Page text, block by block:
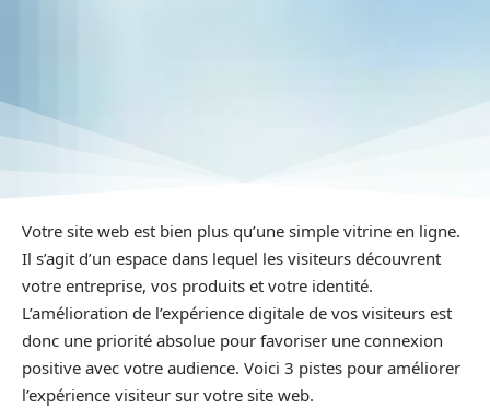
Votre site web est bien plus qu’une simple vitrine en ligne.
Il s’agit d’un espace dans lequel les visiteurs découvrent
votre entreprise, vos produits et votre identité.
L’amélioration de l’expérience digitale de vos visiteurs est
donc une priorité absolue pour favoriser une connexion
positive avec votre audience. Voici 3 pistes pour améliorer
l’expérience visiteur sur votre site web.